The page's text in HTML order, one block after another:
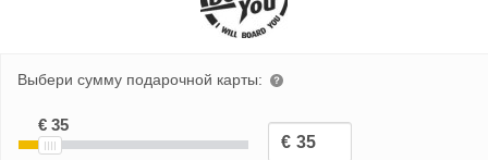
Выбери сумму подарочной карты: